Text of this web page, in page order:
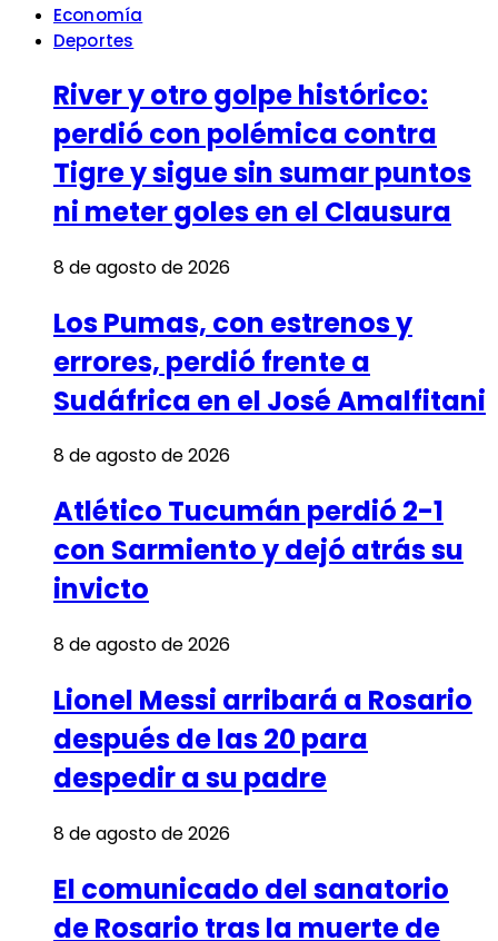
Economía
Deportes
River y otro golpe histórico:
perdió con polémica contra
Tigre y sigue sin sumar puntos
ni meter goles en el Clausura
8 de agosto de 2026
Los Pumas, con estrenos y
errores, perdió frente a
Sudáfrica en el José Amalfitani
8 de agosto de 2026
Atlético Tucumán perdió 2-1
con Sarmiento y dejó atrás su
invicto
8 de agosto de 2026
Lionel Messi arribará a Rosario
después de las 20 para
despedir a su padre
8 de agosto de 2026
El comunicado del sanatorio
de Rosario tras la muerte de